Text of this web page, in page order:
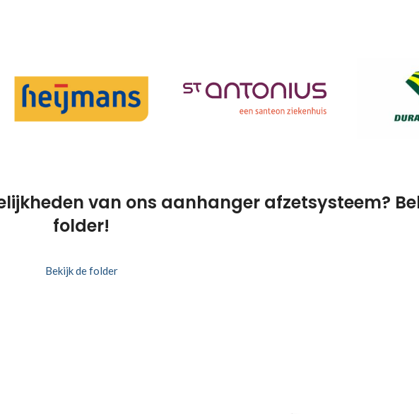
van ons aanhanger afzetsysteem?
folder!
Bekijk de folder